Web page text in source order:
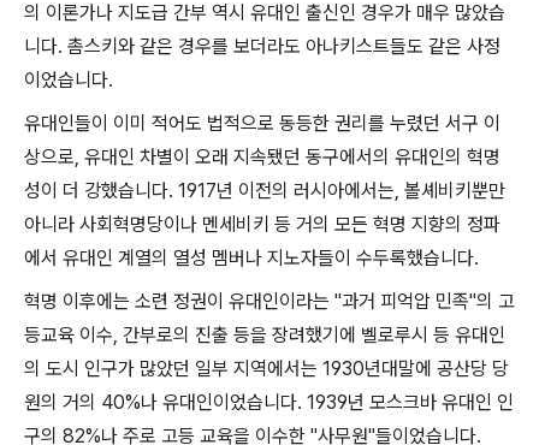
의 이론가나 지도급 간부 역시 유대인 출신인 경우가 매우 많았습
니다. 촘스키와 같은 경우를 보더라도 아나키스트들도 같은 사정
이었습니다.
유대인들이 이미 적어도 법적으로 동등한 권리를 누렸던 서구 이
상으로, 유대인 차별이 오래 지속됐던 동구에서의 유대인의 혁명
성이 더 강했습니다. 1917년 이전의 러시아에서는, 볼셰비키뿐만
아니라 사회혁명당이나 멘세비키 등 거의 모든 혁명 지향의 정파
에서 유대인 계열의 열성 멤버나 지노자들이 수두록했습니다.
혁명 이후에는 소련 정권이 유대인이라는 "과거 피억압 민족"의 고
등교육 이수, 간부로의 진출 등을 장려했기에 벨로루시 등 유대인
의 도시 인구가 많았던 일부 지역에서는 1930년대말에 공산당 당
원의 거의 40%나 유대인이었습니다. 1939년 모스크바 유대인 인
구의 82%나 주로 고등 교육을 이수한 "사무원"들이었습니다.